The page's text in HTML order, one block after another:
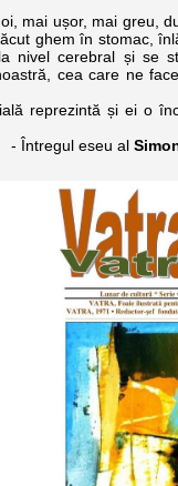
ușor, mai greu,
ghem în stomac,
cerebral și se
cea care ne
și ei o
- Întregul eseu al